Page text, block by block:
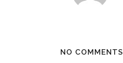
NO COMMENTS